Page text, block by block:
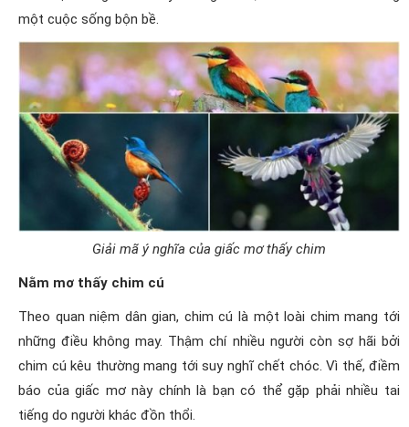
một cuộc sống bộn bề.
Giải mã ý nghĩa của giấc mơ thấy chim
Nằm mơ thấy chim cú
Theo quan niệm dân gian, chim cú là một loài chim mang tới
những điều không may. Thậm chí nhiều người còn sợ hãi bởi
chim cú kêu thường mang tới suy nghĩ chết chóc. Vì thế, điềm
báo của giấc mơ này chính là bạn có thể gặp phải nhiều tai
tiếng do người khác đồn thổi.